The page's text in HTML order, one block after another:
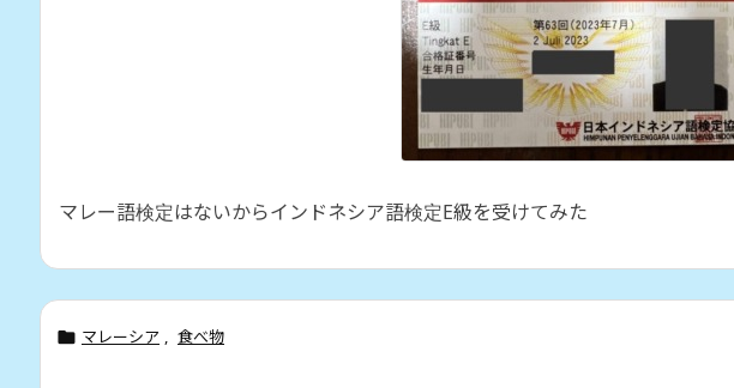
マレー語検定はないからインドネシア語検定E級を受けてみた
 マレーシア , 食べ物